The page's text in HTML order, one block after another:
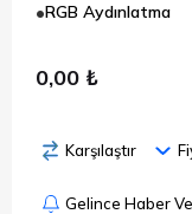
RGB Aydınlatma
0,00 ₺
Karşılaştır
Gelince Haber